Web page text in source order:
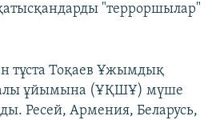
қатысқандарды "терроршылар"
тұста Тоқаев Ұжымдық
ұйымына (ҰҚШҰ) мүше
Ресей, Армения, Беларусь,